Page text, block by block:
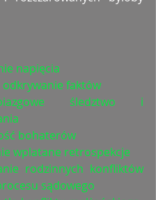
napięcia
odkrywanie faktów
śledztwo i
bohaterów
wplatane retrospekcje
rodzinnych konfliktów
sądowego